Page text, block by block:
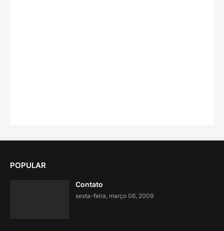
POPULAR
Contato
sexta-feira, março 06, 2009